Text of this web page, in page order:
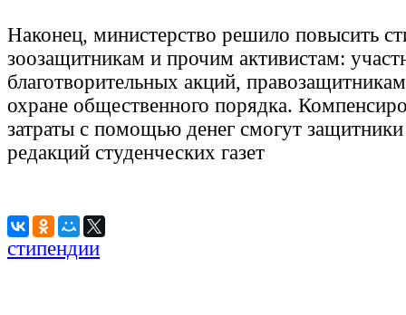
Наконец, министерство решило повысить
зоозащитникам и прочим активистам:
благотворительных акций,
охране общественного порядка.
затраты с помощью денег смогут
редакций студенческих газет
стипендии